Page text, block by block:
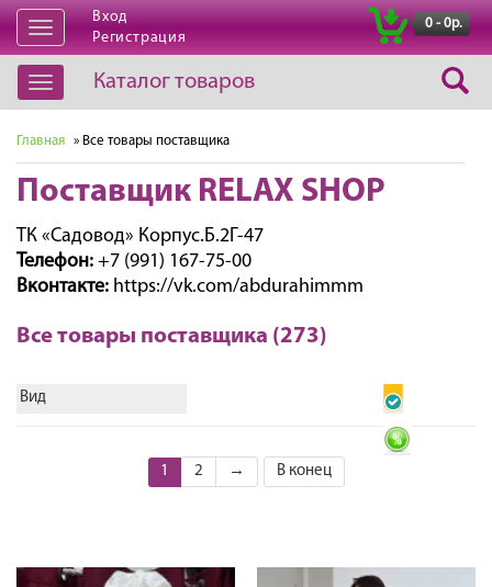
Открыть
навигацию
Вход
Регистрация
0 - 0р.
Открыть
навигацию
Каталог товаров
Главная » Все товары поставщика
Поставщик RELAX SHOP
ТК «Садовод» Корпус.Б.2Г-47
Телефон: +7 (991) 167-75-00
Вконтакте: https://vk.com/abdurahimmm
Все товары поставщика (273)
Вид
1 2 → В конец